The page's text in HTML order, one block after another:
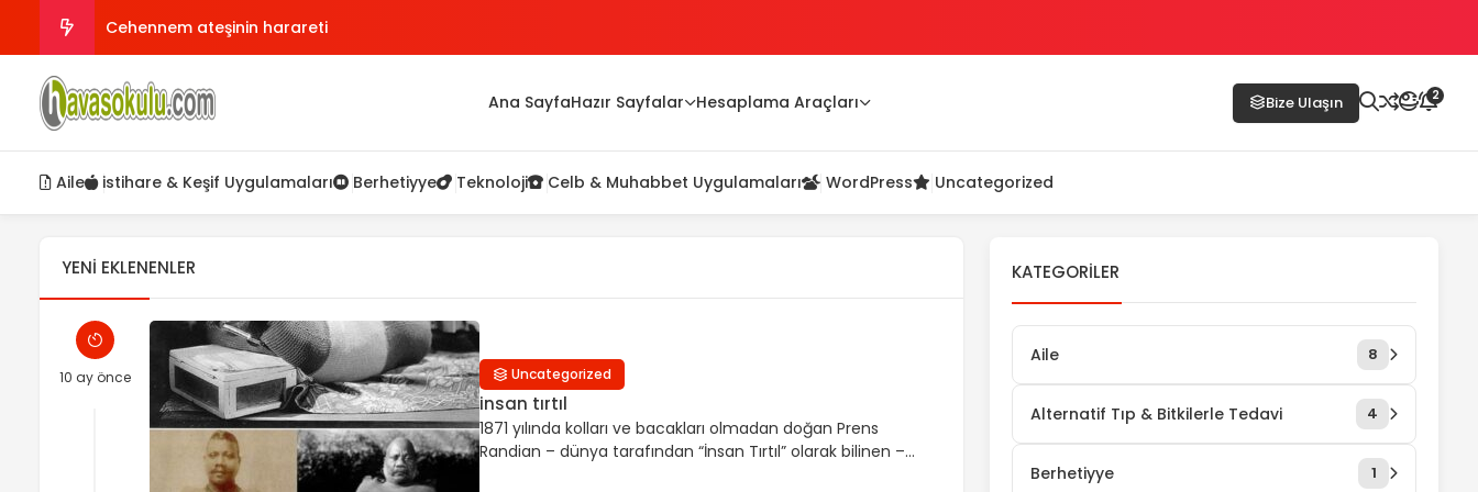
Cehennem ateşinin harareti
Şeytani Evlilikler Asrın En Büyük Tehlikesi
Asıl Kıyamet Nedir?
Ana SayfaHazır Sayfalar Hesaplama Araçları Bize Ulaşın 2
Aile istihare & Keşif Uygulamaları Berhetiyye Teknoloji Celb & Muhabbet Uygulamaları WordPress Uncategorized
YENI EKLENENLER
10 ay önce Uncategorized
insan tırtıl
1871 yılında kolları ve bacakları olmadan doğan Prens
Randian – dünya tarafından “İnsan Tırtıl” olarak bilinen –
KATEGORILER
Aile 8
Alternatif Tıp & Bitkilerle Tedavi 4
Berhetiyye 1